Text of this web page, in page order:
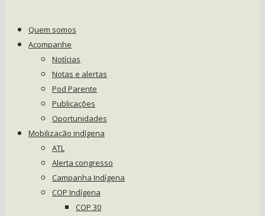
Quem somos
Acompanhe
Notícias
Notas e alertas
Pod Parente
Publicações
Oportunidades
Mobilização indígena
ATL
Alerta congresso
Campanha Indígena
COP Indígena
COP 30